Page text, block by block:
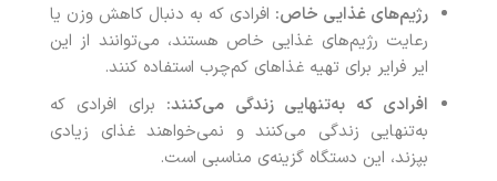
رژیم‌های غذایی خاص: افرادی که به دنبال کاهش وزن یا
رعایت رژیم‌های غذایی خاص هستند، می‌توانند از این
ایر فرایر برای تهیه غذاهای کم‌چرب استفاده کنند.
افرادی که به‌تنهایی زندگی می‌کنند: برای افرادی که
به‌تنهایی زندگی می‌کنند و نمی‌خواهند غذای زیادی
بپزند، این دستگاه گزینه‌ی مناسبی است.